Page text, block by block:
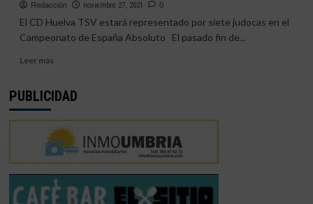
Redacción noviembre 27, 2021 0
El CD Huelva TSV estará representado por siete judocas en el
Campeonato de España Absoluto El pasado fin de...
Leer másLeer
SIETE
DEL
TSV
HUELVA
LUCHARÁN
EN
LOS
PUBLICIDAD